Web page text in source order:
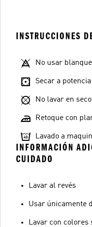
INSTRUCCIONES
No usar
Secar a
No lavar en seco
Retoque con
Lavado a
INFORMACIÓN
CUIDADO
Lavar al revés
Usar únicamente
Lavar con colores